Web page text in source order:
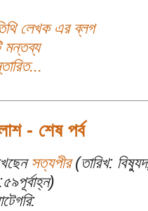
লেখক এর ব্লগ
মন্তব্য
- শেষ পর্ব
সত্যপীর(তারিখ: